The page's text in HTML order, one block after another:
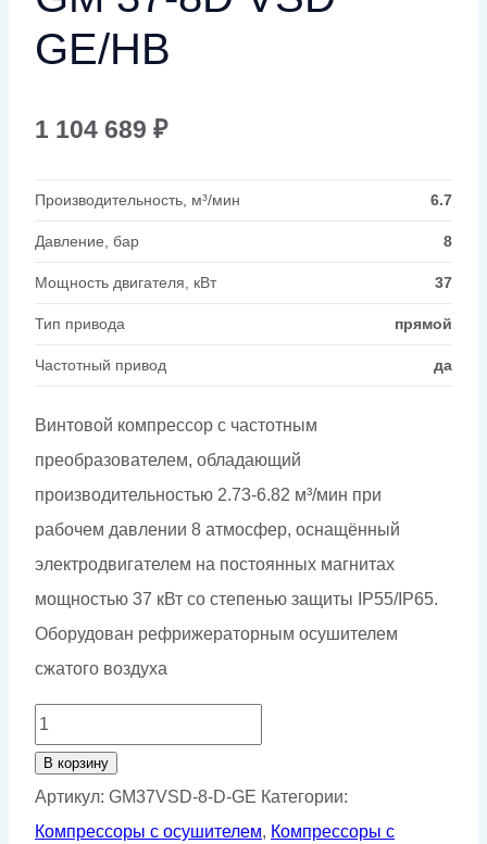
GE/HB
1 104 689 ₽
Производительность, м³/мин 6.7
Давление, бар 8
Мощность двигателя, кВт 37
Тип привода прямой
Частотный привод да
Винтовой компрессор с частотным
преобразователем, обладающий
производительностью 2.73-6.82 м³/мин при
рабочем давлении 8 атмосфер, оснащённый
электродвигателем на постоянных магнитах
мощностью 37 кВт со степенью защиты IP55/IP65.
Оборудован рефрижераторным осушителем
сжатого воздуха
Количество
товара
Винтовой
компрессор
В корзину
Артикул: GM37VSD-8-D-GE Категории:
Компрессоры с осушителем, Компрессоры с